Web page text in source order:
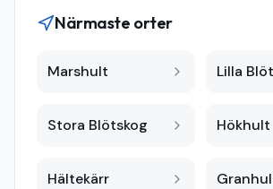
Närmaste orter
Marshult Lilla
Stora Blötskog Hökhult
Hältekärr